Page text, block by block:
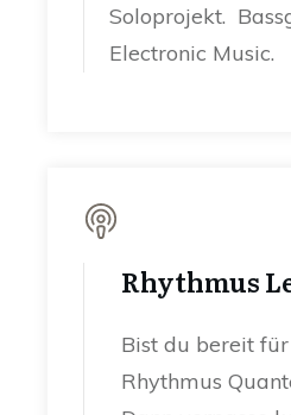
Soloprojekt.
Electronic Music.
Rhythmus
Bist du bereit
Rhythmus